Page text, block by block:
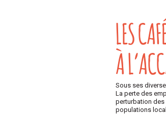
LES
À
Sous ses
La perte des
perturbation
populations